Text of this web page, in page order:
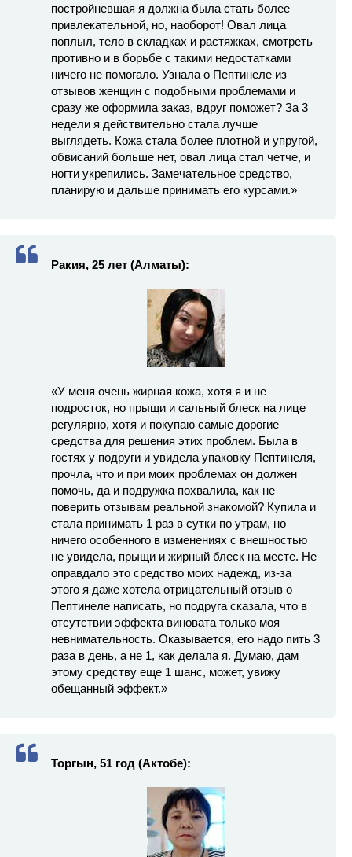
постройневшая я должна была стать более
привлекательной, но, наоборот! Овал лица
поплыл, тело в складках и растяжках, смотреть
противно и в борьбе с такими недостатками
ничего не помогало. Узнала о Пептинеле из
отзывов женщин с подобными проблемами и
сразу же оформила заказ, вдруг поможет? За 3
недели я действительно стала лучше
выглядеть. Кожа стала более плотной и упругой,
обвисаний больше нет, овал лица стал четче, и
ногти укрепились. Замечательное средство,
планирую и дальше принимать его курсами.»
Ракия, 25 лет (Алматы):
«У меня очень жирная кожа, хотя я и не
подросток, но прыщи и сальный блеск на лице
регулярно, хотя и покупаю самые дорогие
средства для решения этих проблем. Была в
гостях у подруги и увидела упаковку Пептинеля,
прочла, что и при моих проблемах он должен
помочь, да и подружка похвалила, как не
поверить отзывам реальной знакомой? Купила и
стала принимать 1 раз в сутки по утрам, но
ничего особенного в изменениях с внешностью
не увидела, прыщи и жирный блеск на месте. Не
оправдало это средство моих надежд, из-за
этого я даже хотела отрицательный отзыв о
Пептинеле написать, но подруга сказала, что в
отсутствии эффекта виновата только моя
невнимательность. Оказывается, его надо пить 3
раза в день, а не 1, как делала я. Думаю, дам
этому средству еще 1 шанс, может, увижу
обещанный эффект.»
Торгын, 51 год (Актобе):